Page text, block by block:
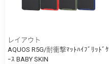
レイアウト
AQUOS R5G/耐衝撃ﾏｯﾄﾊｲﾌﾞﾘｯﾄﾞｹ
ｰｽ BABY SKIN